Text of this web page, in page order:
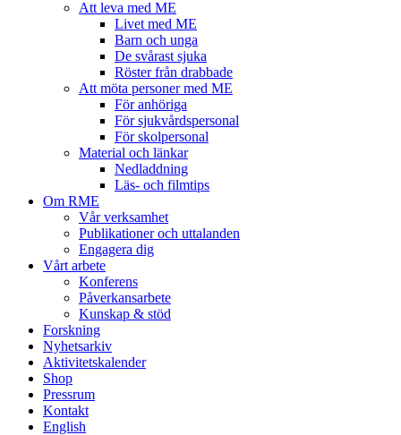
Att leva med ME
Livet med ME
Barn och unga
De svårast sjuka
Röster från drabbade
Att möta personer med ME
För anhöriga
För sjukvårdspersonal
För skolpersonal
Material och länkar
Nedladdning
Läs- och filmtips
Om RME
Vår verksamhet
Publikationer och uttalanden
Engagera dig
Vårt arbete
Konferens
Påverkansarbete
Kunskap & stöd
Forskning
Nyhetsarkiv
Aktivitetskalender
Shop
Pressrum
Kontakt
English